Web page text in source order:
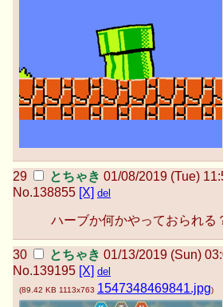
とちゃき 01/08/2019 (Tue)
No.138855 [X] del
ハーブか何かやっておられる
とちゃき 01/13/2019 (Sun)
No.139195 [X] del
(89.42 KB 1113x763 1547348469841.jpg)